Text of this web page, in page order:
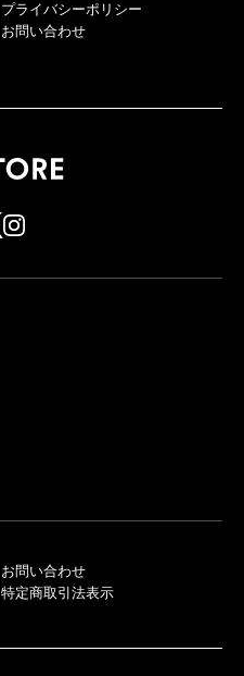
プライバシーポリシー
お問い合わせ
お問い合わせ
特定商取引法表示